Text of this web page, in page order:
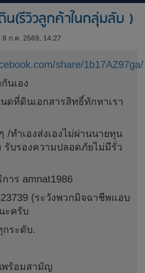
(รีวิวลูกค้าในกลุ่มลับ )
8 ก.ค. 2569, 14:27
share/1b17AZ97ga/
นเอง
ดที่ดินเอกสารสิทธิ์ทักหาเรา
/ทำเองส่งเองไม่ผ่านนายทุน
รับรองความปลอดภัยไม่มีรั่ว
าร amnat1986
(ระวังพวกมิจฉาชีพแอบ
ะครับ
ระดับ.
พร้อมสามัญ